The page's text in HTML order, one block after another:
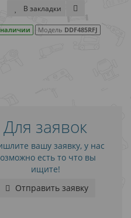
Для заявок
вашу заявку, у нас
есть то что вы
ищите!
Отправить заявку